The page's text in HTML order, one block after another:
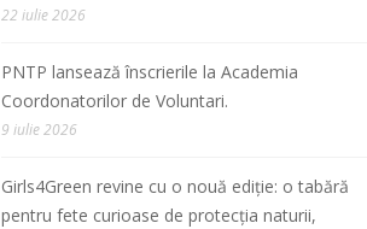
22 iulie 2026
PNTP lansează înscrierile la Academia
Coordonatorilor de Voluntari.
9 iulie 2026
Girls4Green revine cu o nouă ediție: o tabără
pentru fete curioase de protecția naturii,